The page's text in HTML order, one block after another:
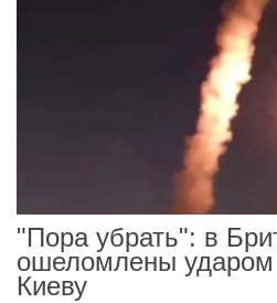
"Пора убрать": в
ошеломлены ударом
Киеву